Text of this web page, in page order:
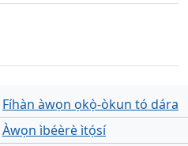
Fíhàn àwọn ọkọ̀-òkun tó dára
Àwọn ìbéèrè ìtọ́sí